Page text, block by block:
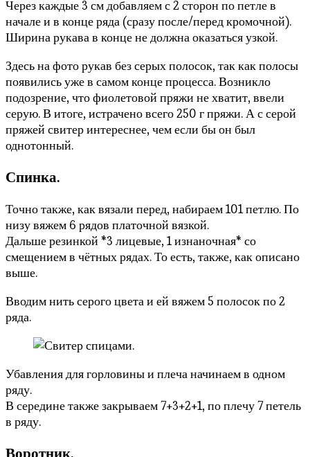
Через каждые 3 см добавляем с 2 сторон по петле в
начале и в конце ряда (сразу после/перед кромочной).
Ширина рукава в конце не должна оказаться узкой.
Здесь на фото рукав без серых полосок, так как полосы
появились уже в самом конце процесса. Возникло
подозрение, что фиолетовой пряжи не хватит, ввели
серую. В итоге, истрачено всего 250 г пряжи. А с серой
пряжей свитер интереснее, чем если бы он был
однотонный.
Спинка.
Точно также, как вязали перед, набираем 101 петлю. По
низу вяжем 6 рядов платочной вязкой.
Дальше резинкой *3 лицевые, 1 изнаночная* со
смещением в чётных рядах. То есть, также, как описано
выше.
Вводим нить серого цвета и ей вяжем 5 полосок по 2
ряда.
Убавления для горловины и плеча начинаем в одном
ряду.
В середине также закрываем 7+3+2+1, по плечу 7 петель
в ряду.
Воротник.